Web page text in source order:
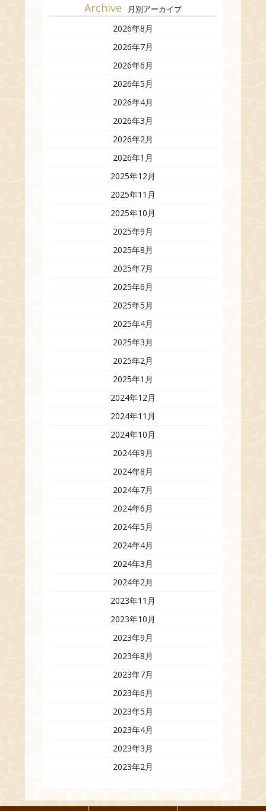
Archive 月別アーカイブ
2026年8月
2026年7月
2026年6月
2026年5月
2026年4月
2026年3月
2026年2月
2026年1月
2025年12月
2025年11月
2025年10月
2025年9月
2025年8月
2025年7月
2025年6月
2025年5月
2025年4月
2025年3月
2025年2月
2025年1月
2024年12月
2024年11月
2024年10月
2024年9月
2024年8月
2024年7月
2024年6月
2024年5月
2024年4月
2024年3月
2024年2月
2023年11月
2023年10月
2023年9月
2023年8月
2023年7月
2023年6月
2023年5月
2023年4月
2023年3月
2023年2月